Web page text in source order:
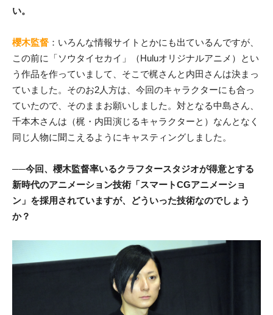
い。
櫻木監督 ：いろんな情報サイトとかにも出ているんですが、
この前に「ソウタイセカイ」（Huluオリジナルアニメ）とい
う作品を作っていまして、そこで梶さんと内田さんは決まっ
ていました。そのお2人方は、今回のキャラクターにも合っ
ていたので、そのままお願いしました。対となる中島さん、
千本木さんは（梶・内田演じるキャラクターと）なんとなく
同じ人物に聞こえるようにキャスティングしました。
──今回、櫻木監督率いるクラフタースタジオが得意とする
新時代のアニメーション技術「スマートCGアニメーショ
ン」を採用されていますが、どういった技術なのでしょう
か？